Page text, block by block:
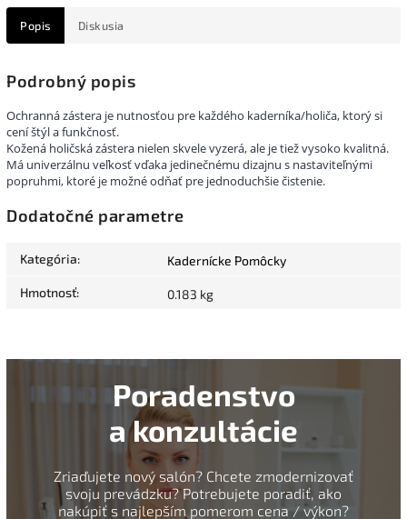
Popis Diskusia
Podrobný popis
Ochranná zástera je nutnosťou pre každého kaderníka/holiča, ktorý si
cení štýl a funkčnosť.
Kožená holičská zástera nielen skvele vyzerá, ale je tiež vysoko kvalitná.
Má univerzálnu veľkosť vďaka jedinečnému dizajnu s nastaviteľnými
popruhmi, ktoré je možné odňať pre jednoduchšie čistenie.
Dodatočné parametre
Kategória: Kadernícke Pomôcky
Hmotnosť: 0.183 kg
Poradenstvo
a konzultácie
Zriaďujete nový salón? Chcete zmodernizovať
svoju prevádzku? Potrebujete poradiť, ako
nakúpiť s najlepším pomerom cena / výkon?